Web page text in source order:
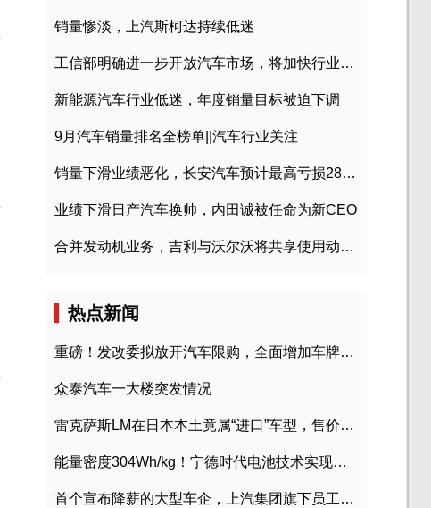
销量惨淡，上汽斯柯达持续低迷
工信部明确进一步开放汽车市场，将加快行业兼并重组
新能源汽车行业低迷，年度销量目标被迫下调
9月汽车销量排名全榜单||汽车行业关注
销量下滑业绩恶化，长安汽车预计最高亏损28亿元
业绩下滑日产汽车换帅，内田诚被任命为新CEO
合并发动机业务，吉利与沃尔沃将共享使用动力总成
热点新闻
重磅！发改委拟放开汽车限购，全面增加车牌指标
众泰汽车一大楼突发情况
雷克萨斯LM在日本本土竟属“进口”车型，售价2580万日元
能量密度304Wh/kg！宁德时代电池技术实现突破
首个宣布降薪的大型车企，上汽集团旗下员工降薪文件曝光